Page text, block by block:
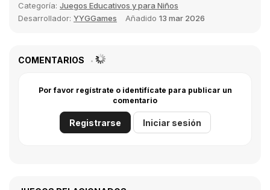
Categoría: Juegos Educativos y para Niños
Desarrollador: YYGGames Añadido 13 mar 2026
COMENTARIOS
Por favor regístrate o identifícate para publicar un
comentario
Registrarse Iniciar sesión